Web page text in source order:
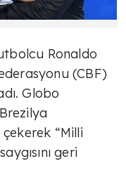
Ronaldo
(CBF)
Globo
“Milli
geri